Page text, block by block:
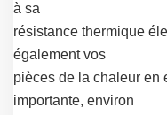
à sa
résistance thermique
également vos
pièces de la chaleur en
importante, environ